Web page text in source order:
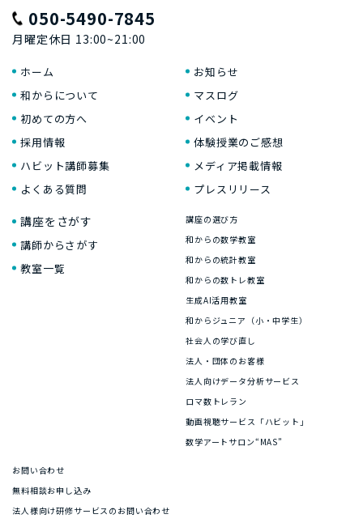
050-5490-7845
月曜定休日 13:00~21:00
ホーム
和からについて
初めての方へ
採用情報
ハビット講師募集
よくある質問
お知らせ
マスログ
イベント
体験授業のご感想
メディア掲載情報
プレスリリース
講座をさがす
講師からさがす
教室一覧
講座の選び方
和からの数学教室
和からの統計教室
和からの数トレ教室
生成AI活用教室
和からジュニア（小・中学生）
社会人の学び直し
法人・団体のお客様
法人向けデータ分析サービス
ロマ数トレラン
動画視聴サービス「ハビット」
数学アートサロン“MAS”
お問い合わせ
無料相談お申し込み
法人様向け研修サービスのお問い合わせ